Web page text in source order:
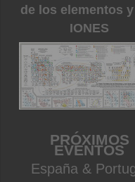
de los elementos
IONES
PRÓXIMOS
EVENTOS
España &